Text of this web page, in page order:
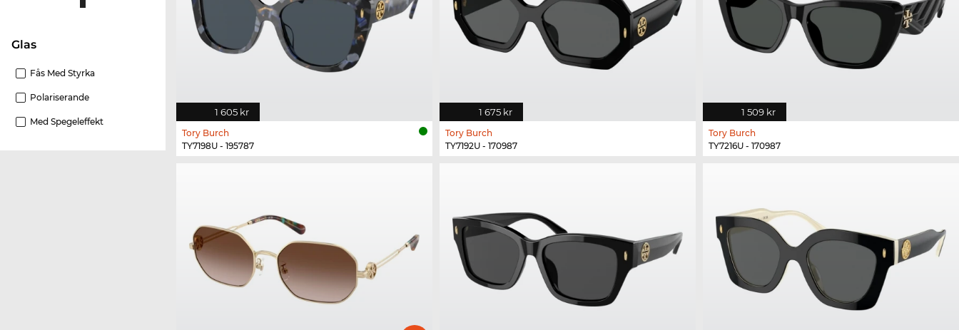
Glas
Fås Med Styrka
Polariserande
Med Spegeleffekt
1 605 kr
Tory Burch
TY7198U - 195787
1 675 kr
Tory Burch
TY7192U - 170987
1 509 kr
Tory Burch
TY7216U - 170987